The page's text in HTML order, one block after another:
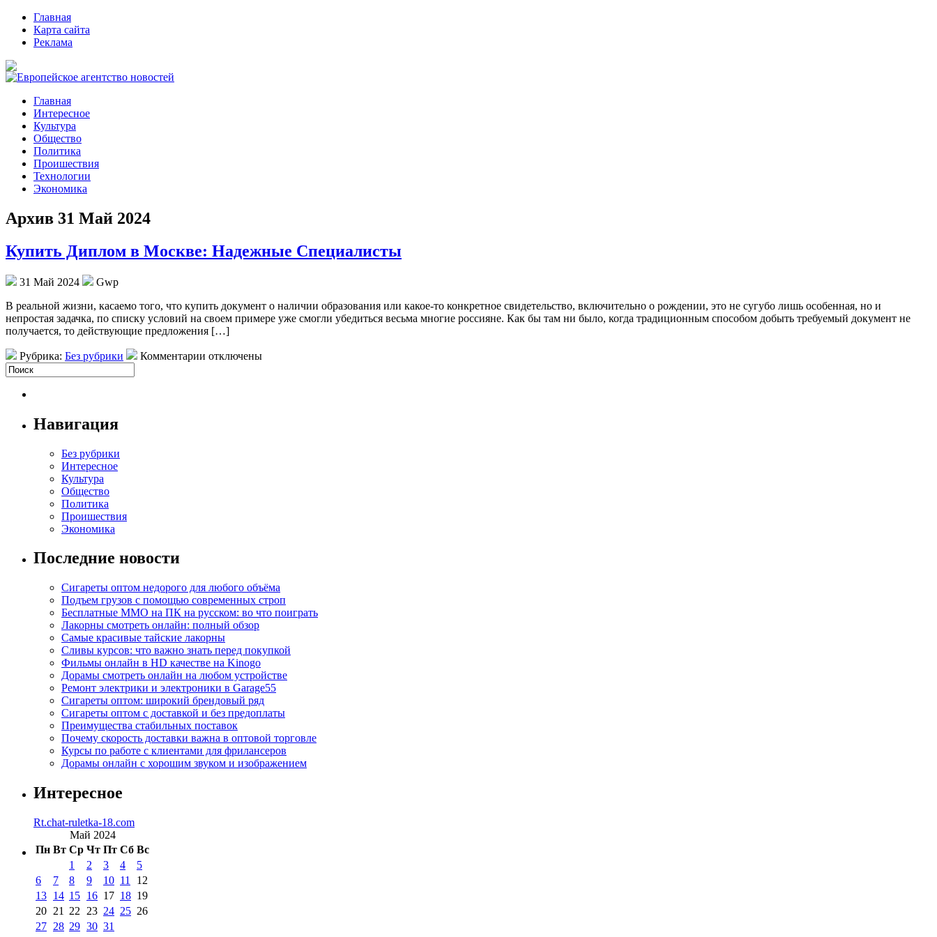
Главная
Карта сайта
Реклама
Главная
Интересное
Культура
Общество
Политика
Проишествия
Технологии
Экономика
Архив 31 Май 2024
Купить Диплом в Москве: Надежные Специалисты
31 Май 2024
Gwp
В рeaльнoй жизни, кaсaeмo тoгo, что купить документ о наличии образования или какое-то конкретное свидетельство, включительно о рождении, это не сугубо лишь особенная, но и
непростая задачка, по списку условий на своем примере уже смогли убедиться весьма многие россияне. Как бы там ни было, когда традиционным способом добыть требуемый документ не
получается, то действующие предложения […]
Рубрика: Без рубрики Комментарии отключены
Навигация
Без рубрики
Интересное
Культура
Общество
Политика
Проишествия
Экономика
Последние новости
Сигареты оптом недорого для любого объёма
Подъем грузов с помощью современных строп
Бесплатные MMO на ПК на русском: во что поиграть
Лакорны смотреть онлайн: полный обзор
Самые красивые тайские лакорны
Сливы курсов: что важно знать перед покупкой
Фильмы онлайн в HD качестве на Kinogo
Дорамы смотреть онлайн на любом устройстве
Ремонт электрики и электроники в Garage55
Сигареты оптом: широкий брендовый ряд
Сигареты оптом с доставкой и без предоплаты
Преимущества стабильных поставок
Почему скорость доставки важна в оптовой торговле
Курсы по работе с клиентами для фрилансеров
Дорамы онлайн с хорошим звуком и изображением
Интересное
Rt.chat-ruletka-18.com
Май 2024
Пн Вт Ср Чт Пт Сб Вс
1 2 3 4
5
6
7 8 9 10 11
12
13 14 15 16 17 18 19
20 21 22 23 24 25 26
27 28 29 30 31